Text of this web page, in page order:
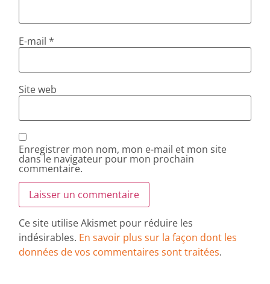
E-mail*
Site web
Enregistrer mon nom, mon e-mail et mon site
dans le navigateur pour mon prochain
commentaire.
Ce site utilise Akismet pour réduire les
indésirables. En savoir plus sur la façon dont les
données de vos commentaires sont traitées.